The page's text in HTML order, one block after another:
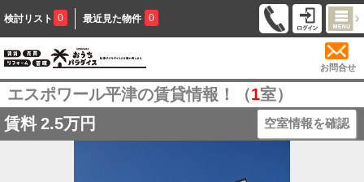
検討リスト 0 最近見た物件 0
お問合せ
エスポワール平津の賃貸情報！（1室）
賃料 2.5万円 空室情報を確認